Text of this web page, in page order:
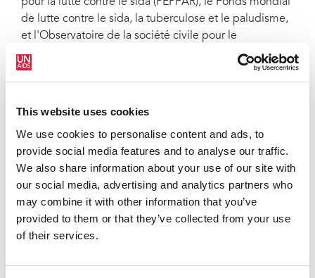
This website uses cookies
We use cookies to personalise content and ads, to
provide social media features and to analyse our traffic.
We also share information about your use of our site with
our social media, advertising and analytics partners who
may combine it with other information that you’ve
provided to them or that they’ve collected from your use
of their services.
de lutte contre le sida, la tuberculose et le paludisme,
et l'Observatoire de la société civile pour le
VIH/TB/Paludisme soutiennent le Programme national
haïtien de lutte contre le sida.
urgences sanitaires du ministère de la santé et de la
population pour soutenir la fourniture de traitements
contre le VIH. Cet appui comprend des programmes
visant à fournir un vaste ensemble de mesures de
soutien aux communautés touchées. Par exemple, en
collaboration avec le Haut Commissariat des Nations
Unies pour les réfugiés (HCR) et l'Organisation de
développement et de lutte contre la pauvreté
qui ont survécu à la violence sexiste en formant les